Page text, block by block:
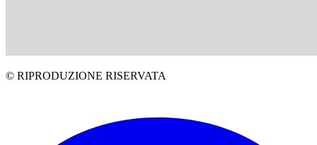
© RIPRODUZIONE RISERVATA